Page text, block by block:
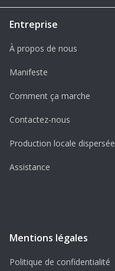
Entreprise
À propos de nous
Manifeste
Comment ça marche
Contactez-nous
Production locale dispersée
Assistance
Mentions légales
Politique de confidentialité